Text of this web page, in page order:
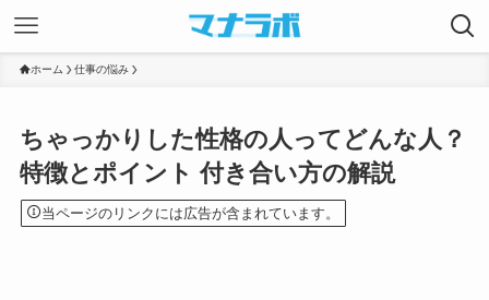
ホーム 仕事の悩み
ちゃっかりした性格の人ってどんな人？
特徴とポイント 付き合い方の解説
当ページのリンクには広告が含まれています。